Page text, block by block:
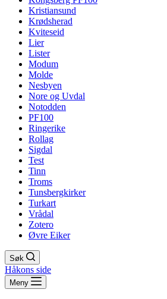
Kristiansund
Krødsherad
Kviteseid
Lier
Lister
Modum
Molde
Nesbyen
Nore og Uvdal
Notodden
PF100
Ringerike
Rollag
Sigdal
Test
Tinn
Troms
Tunsbergkirker
Turkart
Vrådal
Zotero
Øvre Eiker
Søk
Håkons side
Meny